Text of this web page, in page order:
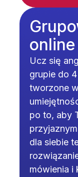
online
Ucz się
grupie do
tworzone
po to, aby
dla siebie
mówienia i